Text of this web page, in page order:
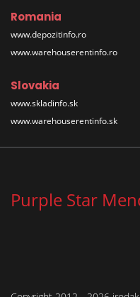
Romania
www.depozitinfo.ro
www.warehouserentinfo.ro
Slovakia
www.skladinfo.sk
www.warehouserentinfo.sk
Purple Star